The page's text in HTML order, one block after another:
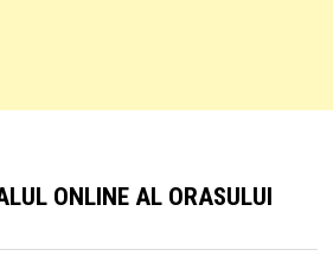
ONLINE AL ORASULUI